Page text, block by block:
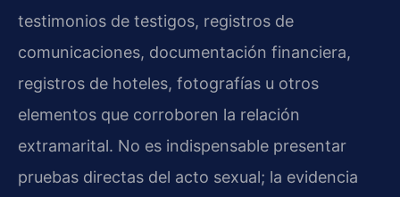
testimonios de testigos, registros de
comunicaciones, documentación financiera,
registros de hoteles, fotografías u otros
elementos que corroboren la relación
extramarital. No es indispensable presentar
pruebas directas del acto sexual; la evidencia